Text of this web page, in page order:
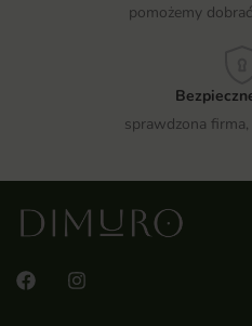
pomożemy
sprawdzona